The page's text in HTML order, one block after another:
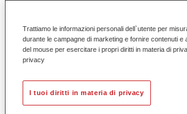
Trattiamo le informazioni personali dell`utente per
durante le campagne di marketing e fornire contenuti
del mouse per esercitare i propri diritti in materia di
privacy
I tuoi diritti in materia di privacy